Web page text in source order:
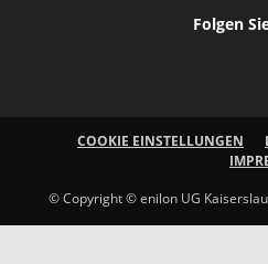
Folgen
COOKIE EINSTELLUNGEN
© Copyright © enilon UG